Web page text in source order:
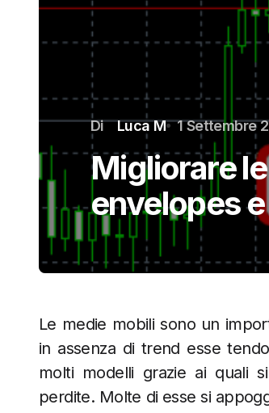
Di Luca M 1 Settembre
Migliorare
envelopes
Le medie mobili sono un
in assenza di trend esse
molti modelli grazie ai quali
perdite. Molte di esse si